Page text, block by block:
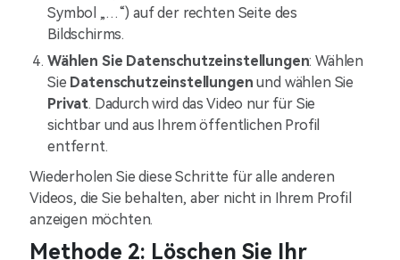
Symbol „…“) auf der rechten Seite des
Bildschirms.
Wählen Sie Datenschutzeinstellungen: Wählen
Sie Datenschutzeinstellungen und wählen Sie
Privat. Dadurch wird das Video nur für Sie
sichtbar und aus Ihrem öffentlichen Profil
entfernt.
Wiederholen Sie diese Schritte für alle anderen
Videos, die Sie behalten, aber nicht in Ihrem Profil
anzeigen möchten.
Methode 2: Löschen Sie Ihr